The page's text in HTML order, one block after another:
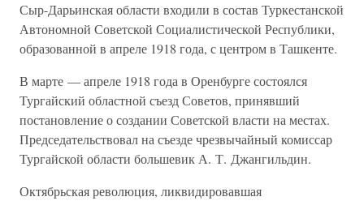
Сыр-Дарьинская области входили в состав Туркестанской
Автономной Советской Социалистической Республики,
образованной в апреле 1918 года, с центром в Ташкенте.
В марте — апреле 1918 года в Оренбурге состоялся
Тургайский областной съезд Советов, принявший
постановление о создании Советской власти на местах.
Председательствовал на съезде чрезвычайный комиссар
Тургайской области большевик А. Т. Джангильдин.
Октябрьская революция, ликвидировавшая